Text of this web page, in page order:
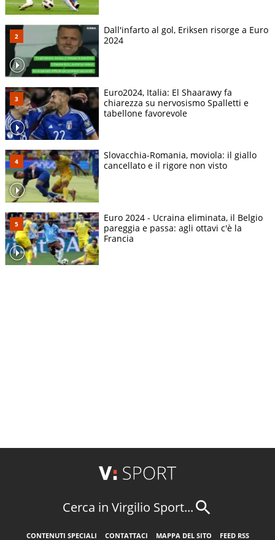
Dall'infarto al gol, Eriksen risorge a Euro
2024
Euro2024, Italia: El Shaarawy fa
chiarezza su nervosismo Spalletti e
tabellone favorevole
Slovacchia-Romania, moviola: il giallo
cancellato e il rigore non visto
Euro 2024 - Ucraina eliminata, il Belgio
pareggia e passa: agli ottavi c'è la
Francia
Cerca in Virgilio Sport...
CONTENUTI SPECIALI CONTATTACI MAPPA DEL SITO FEED RSS